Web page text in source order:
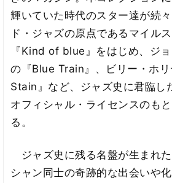
輝いていた時代のスター達が続
ド・ジャズの原点であるマイル
『Kind of blue』をはじめ、ジ
の『Blue Train』、ビリー・ホ
Stain』など、ジャズ史に君臨し
オフィシャル・ライセンスのも
る。
ジャズ史に残る名盤が生まれ
シャン同士の奇跡的な出会いや